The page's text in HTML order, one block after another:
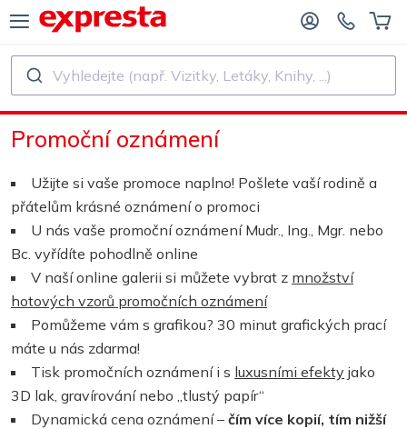
Tisk
Tisk a vázání
Samolepky a etikety
Kalendáře
Výroba razítek
PRODUKTY
NAKLADATELSTVÍ A AUTORY
NAKLADATELSTVÍ
SAMOVYDAVATELE
KNIH
Vyhledejte (např. Vizitky, Letáky, Knihy, ...)
Promoční oznámení
Užijte si vaše promoce naplno! Pošlete vaší rodině a
přátelům krásné oznámení o promoci
U nás vaše promoční oznámení Mudr., Ing., Mgr. nebo
Bc. vyřídíte pohodlně online
V naší online galerii si můžete vybrat z množství
hotových vzorů promočních oznámení
Pomůžeme vám s grafikou? 30 minut grafických prací
máte u nás zdarma!
Tisk promočních oznámení i s luxusními efekty jako
3D lak, gravírování nebo „tlustý papír“
Dynamická cena oznámení – čím více kopií, tím nižší